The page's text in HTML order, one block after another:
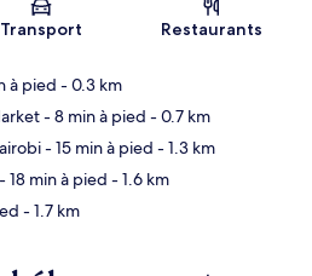
Carte
Transport Restaurants
à pied - 0.3 km
- 8 min à pied - 0.7 km
- 15 min à pied - 1.3 km
- 18 min à pied - 1.6 km
- 1.7 km